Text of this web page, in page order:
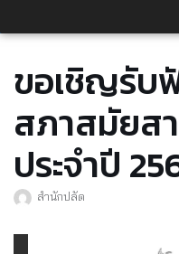
to
ขอเชิญรับ
สภาสมัยส
ประจำปี
สำนักปลัด